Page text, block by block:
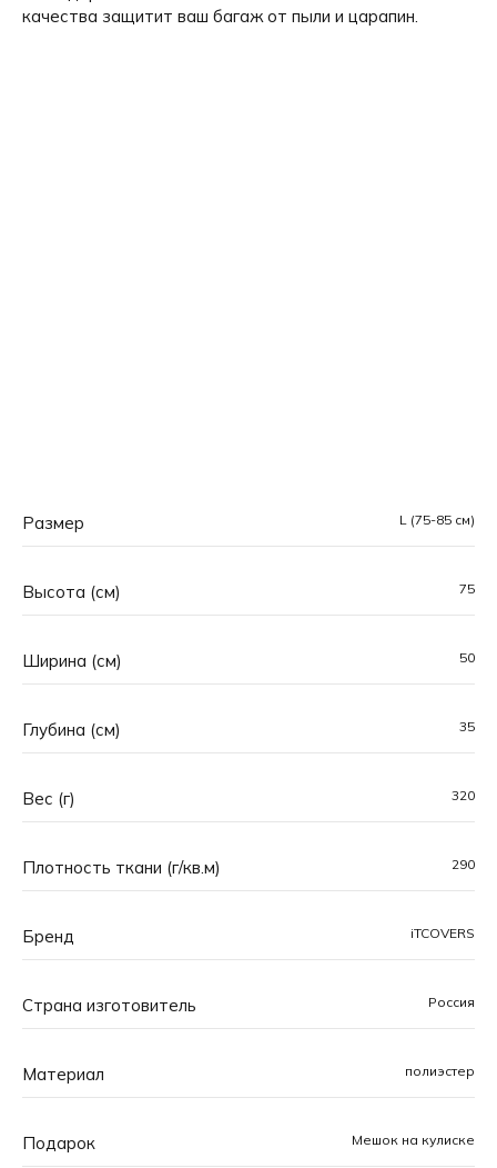
качества защитит ваш багаж от пыли и царапин.
Основная особенность чехлов iTCOVERS™ —
уникальные принты, созданные вручную командой
тщательно прорабатывается, а в большинстве
моделей можно найти аббревиатуру бренда, органично
учитываются не только актуальные модные
тенденции, но и практическая функциональность,
оригинальным и удобным.
Размер L (75-85 см)
Высота (см) 75
Ширина (см) 50
Глубина (см) 35
Вес (г) 320
Плотность ткани (г/кв.м) 290
Бренд iTCOVERS
Страна изготовитель Россия
Материал полиэстер
Подарок Мешок на кулиске